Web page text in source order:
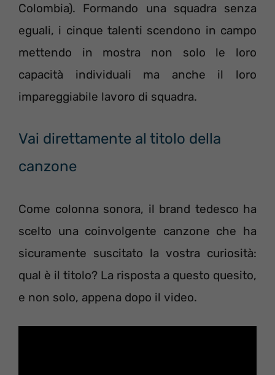
Colombia). Formando una squadra senza
eguali, i cinque talenti scendono in campo
mettendo in mostra non solo le loro
capacità individuali ma anche il loro
impareggiabile lavoro di squadra.
Vai direttamente al titolo della
canzone
Come colonna sonora, il brand tedesco ha
scelto una coinvolgente canzone che ha
sicuramente suscitato la vostra curiosità:
qual è il titolo? La risposta a questo quesito,
e non solo, appena dopo il video.